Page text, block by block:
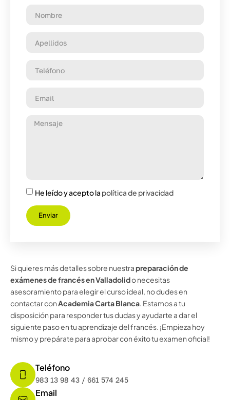
He leído y acepto la política de privacidad
Enviar
Si quieres más detalles sobre nuestrapreparación de
exámenes de francés en Valladolido necesitas
asesoramiento para elegir el curso ideal, no dudes en
contactar conAcademia Carta Blanca. Estamos a tu
disposición para responder tus dudas y ayudarte a dar el
siguiente paso en tu aprendizaje del francés. ¡Empieza hoy
mismo y prepárate para aprobar con éxito tu examen oficial!
Teléfono
983 13 98 43 / 661 574 245
Email